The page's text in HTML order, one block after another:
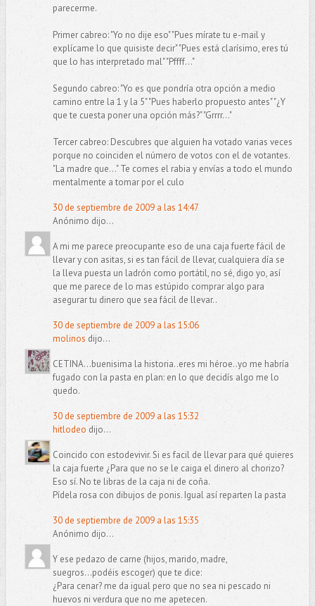
parecerme.
Primer cabreo: "Yo no dije eso" "Pues mírate tu e-mail y
explícame lo que quisiste decir" "Pues está clarísimo, eres tú
que lo has interpretado mal" "Pffff..."
Segundo cabreo: "Yo es que pondría otra opción a medio
camino entre la 1 y la 5" "Pues haberlo propuesto antes" "¿Y
que te cuesta poner una opción más?" "Grrrr..."
Tercer cabreo: Descubres que alguien ha votado varias veces
porque no coinciden el número de votos con el de votantes.
"La madre que..." Te comes el rabia y envías a todo el mundo
mentalmente a tomar por el culo
30 de septiembre de 2009 a las 14:47
Anónimo dijo...
A mi me parece preocupante eso de una caja fuerte fácil de
llevar y con asitas, si es tan fácil de llevar, cualquiera día se
la lleva puesta un ladrón como portátil, no sé, digo yo, así
que me parece de lo mas estúpido comprar algo para
asegurar tu dinero que sea fácil de llevar..
30 de septiembre de 2009 a las 15:06
molinos dijo...
CETINA...buenisima la historia..eres mi héroe..yo me habría
fugado con la pasta en plan: en lo que decidís algo me lo
quedo.
30 de septiembre de 2009 a las 15:32
hitlodeo dijo...
Coincido con estodevivir. Si es facil de llevar para qué quieres
la caja fuerte ¿Para que no se le caiga el dinero al chorizo?
Eso sí. No te libras de la caja ni de coña.
Pídela rosa con dibujos de ponis. Igual así reparten la pasta
30 de septiembre de 2009 a las 15:35
Anónimo dijo...
Y ese pedazo de carne (hijos, marido, madre,
suegros...podéis escoger) que te dice:
¿Para cenar? me da igual pero que no sea ni pescado ni
huevos ni verdura que no me apetecen.